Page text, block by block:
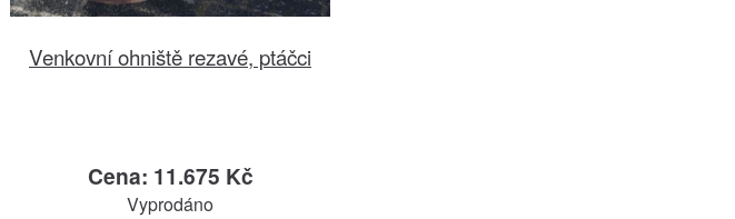
Venkovní ohniště rezavé, ptáčci
Cena: 11.675 Kč
Vyprodáno